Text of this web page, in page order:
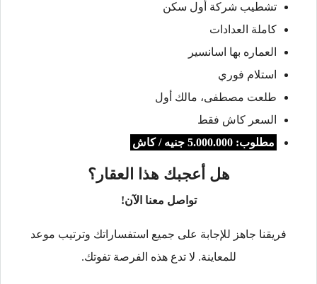
تشطيب شركة أول سكن
كاملة العدادات
العماره بها اسانسير
استلام فوري
طلعت مصطفى، مالك أول
السعر كاش فقط
مطلوب: 5.000.000 جنيه / كاش
هل أعجبك هذا العقار؟
تواصل معنا الآن!
فريقنا جاهز للإجابة على جميع استفساراتك وترتيب موعد
للمعاينة. لا تدع هذه الفرصة تفوتك.